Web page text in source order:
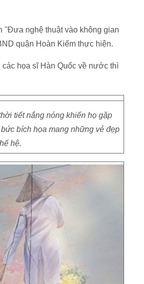
''Đưa nghệ thuật vào không gian
quận Hoàn Kiếm thực hiện.
họa sĩ Hàn Quốc về nước thì
tiết nắng nóng khiến họ gặp
bích họa mang những vẻ đẹp
hệ.